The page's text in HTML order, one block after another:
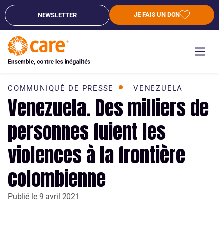
NEWSLETTER JE FAIS UN DON
COMMUNIQUÉ DE PRESSE VENEZUELA
Venezuela. Des milliers de
personnes fuient les
violences à la frontière
colombienne
Publié le 9 avril 2021